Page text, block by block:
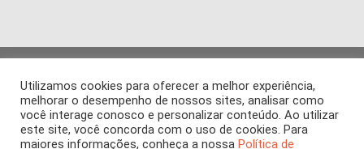
reservados.
Os artigos publicados na revista refletem exclusivamente a
opinião de seus autores.
É proibida a reprodução, integral ou parcial, do conteúdo (imagens
Utilizamos cookies para oferecer a melhor experiência,
melhorar o desempenho de nossos sites, analisar como
você interage conosco e personalizar conteúdo. Ao utilizar
este site, você concorda com o uso de cookies. Para
maiores informações, conheça a nossa Política de